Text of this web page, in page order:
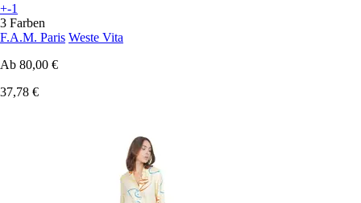
+-1
3 Farben
F.A.M. Paris Weste Vita
Ab 80,00 €
37,78 €